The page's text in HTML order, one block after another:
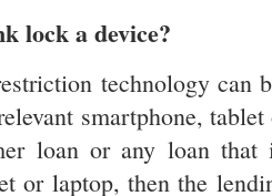
lock a device?
technology can
smartphone,
loan or any loan
or laptop, then the